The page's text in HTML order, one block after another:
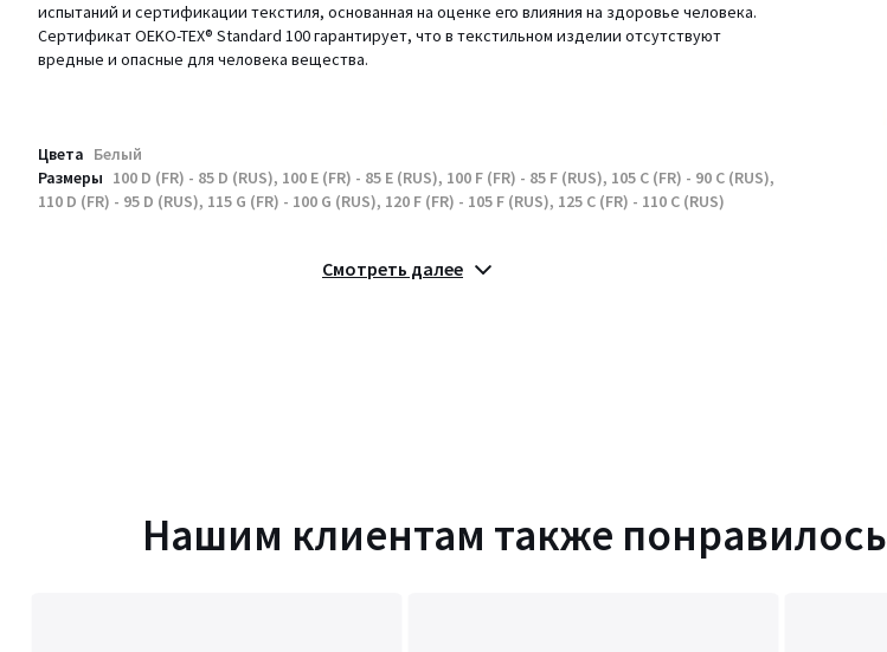
испытаний и сертификации текстиля, основанная на оценке его влияния на здоровье человека.
Сертификат OEKO-TEX® Standard 100 гарантирует, что в текстильном изделии отсутствуют
вредные и опасные для человека вещества.
Цвета Белый
Размеры 100 D (FR) - 85 D (RUS), 100 E (FR) - 85 E (RUS), 100 F (FR) - 85 F (RUS), 105 C (FR) - 90 C (RUS),
110 D (FR) - 95 D (RUS), 115 G (FR) - 100 G (RUS), 120 F (FR) - 105 F (RUS), 125 C (FR) - 110 C (RUS)
Смотреть далее
Нашим клиентам также понравилось